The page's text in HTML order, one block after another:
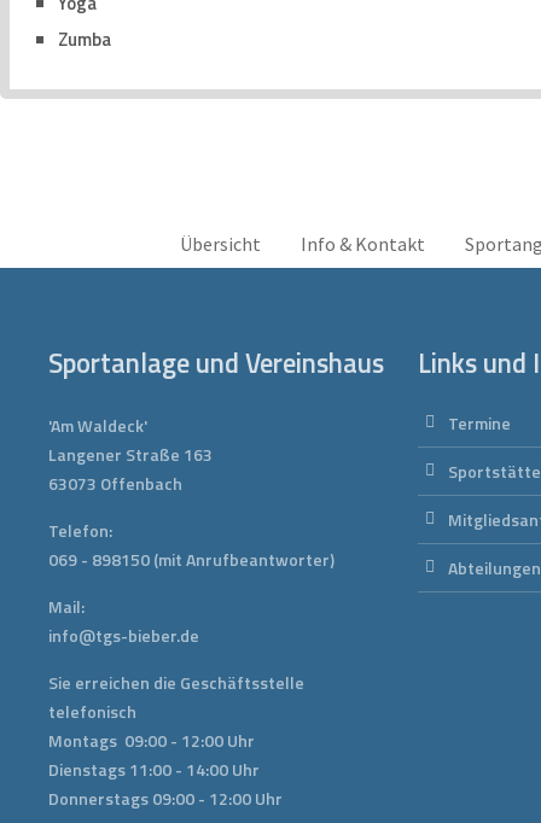
Zumba
Übersicht Info & Kontakt
Sportanlage und Vereinshaus
'Am Waldeck'
Langener Straße 163
63073 Offenbach
Telefon:
069 - 898150(mit Anrufbeantworter)
Mail:
info@tgs-bieber.de
Sie erreichen die Geschäftsstelle
telefonisch
Montags 09:00 - 12:00 Uhr
Dienstags 11:00 - 14:00 Uhr
Donnerstags 09:00 - 12:00 Uhr
Links und
Termine
Abteilungen